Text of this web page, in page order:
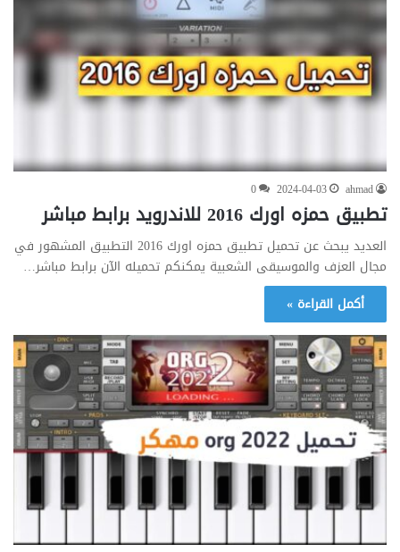
ahmad
2024-04-03
0
تطبيق حمزه اورك 2016 للاندرويد برابط مباشر
العديد يبحث عن تحميل تطبيق حمزه اورك 2016 التطبيق المشهور في
مجال العزف والموسيقى الشعبية يمكنكم تحميله الآن برابط مباشر…
أكمل القراءة »